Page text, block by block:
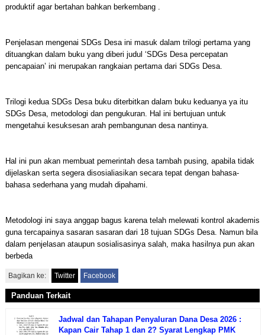
produktif agar bertahan bahkan berkembang .
Penjelasan mengenai SDGs Desa ini masuk dalam trilogi pertama yang
dituangkan dalam buku yang diberi judul ‘SDGs Desa percepatan
pencapaian’ ini merupakan rangkaian pertama dari SDGs Desa.
Trilogi kedua SDGs Desa buku diterbitkan dalam buku keduanya ya itu
SDGs Desa, metodologi dan pengukuran. Hal ini bertujuan untuk
mengetahui kesuksesan arah pembangunan desa nantinya.
Hal ini pun akan membuat pemerintah desa tambah pusing, apabila tidak
dijelaskan serta segera disosialiasikan secara tepat dengan bahasa-
bahasa sederhana yang mudah dipahami.
Metodologi ini saya anggap bagus karena telah melewati kontrol akademis
guna tercapainya sasaran sasaran dari 18 tujuan SDGs Desa. Namun bila
dalam penjelasan ataupun sosialisasinya salah, maka hasilnya pun akan
berbeda
Bagikan ke: Twitter Facebook
Panduan Terkait
Jadwal dan Tahapan Penyaluran Dana Desa 2026 :
Kapan Cair Tahap 1 dan 2? Syarat Lengkap PMK